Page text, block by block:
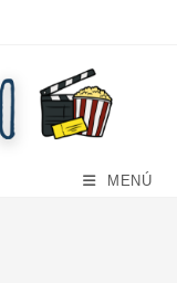
MENÚ